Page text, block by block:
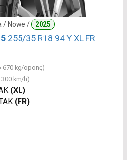
/ Nowe / 2025
255/35 R18 94 Y XL FR
670 kg/oponę)
300 km/h)
(XL)
(FR)